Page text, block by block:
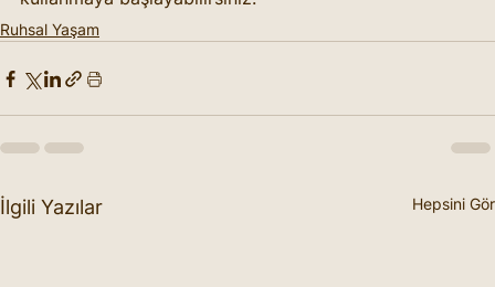
Ruhsal Yaşam
İlgili Yazılar Hepsini Gör